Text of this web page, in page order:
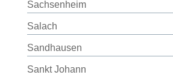
Sachsenheim
Salach
Sandhausen
Sankt Johann